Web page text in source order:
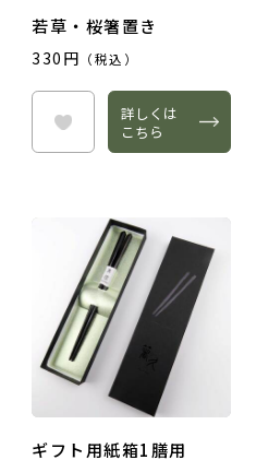
若草・桜箸置き
330円 （税込）
詳しくは
こちら
ギフト用紙箱1膳用